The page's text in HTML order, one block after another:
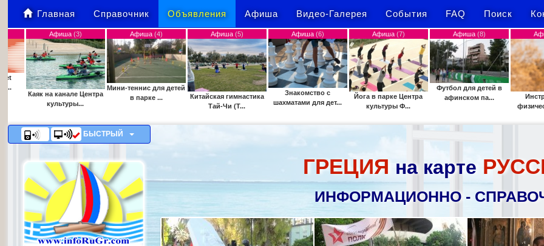
Главная Справочник Объявления Афиша Видео-Галерея События FAQ Поиск
канале Центра
Афиша
Мини-теннис для детей
в парке ...
Афиша
Китайская гимнастика
Афиша
Знакомство с
шахматами для дет...
Афиша
Йога в парке Центра
культуры Ф...
Афиша
Футбол для детей в
афинском па...
Афиша
Инструктаж по
физической культ...
БЫСТРЫЙ
ГРЕЦИЯ на карте
ИНФОРМАЦИОННО -